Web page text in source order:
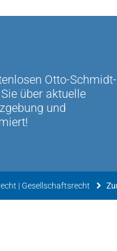
Otto-Schmidt-
über aktuelle
und
| Gesellschaftsrecht